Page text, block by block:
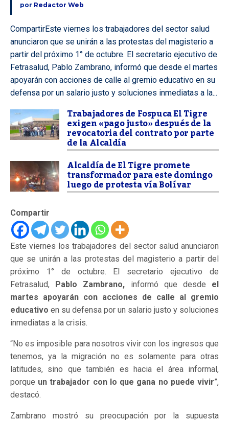
por Redactor Web
CompartirEste viernes los trabajadores del sector salud
anunciaron que se unirán a las protestas del magisterio a
partir del próximo 1° de octubre. El secretario ejecutivo de
Fetrasalud, Pablo Zambrano, informó que desde el martes
apoyarán con acciones de calle al gremio educativo en su
defensa por un salario justo y soluciones inmediatas a la...
Trabajadores de Fospuca El Tigre
exigen «pago justo» después de la
revocatoria del contrato por parte
de la Alcaldía
Alcaldía de El Tigre promete
transformador para este domingo
luego de protesta vía Bolívar
Compartir
Este viernes los trabajadores del sector salud anunciaron
que se unirán a las protestas del magisterio a partir del
próximo 1° de octubre. El secretario ejecutivo de
Fetrasalud, Pablo Zambrano, informó que desde el
martes apoyarán con acciones de calle al gremio
educativo en su defensa por un salario justo y soluciones
inmediatas a la crisis.
“No es imposible para nosotros vivir con los ingresos que
tenemos, ya la migración no es solamente para otras
latitudes, sino que también es hacia el área informal,
porque un trabajador con lo que gana no puede vivir”,
destacó.
Zambrano mostró su preocupación por la supuesta